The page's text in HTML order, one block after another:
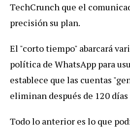
TechCrunch que el
precisión su plan.
El "corto tiempo" abarcará
política de WhatsApp para
establece que las cuentas
eliminan después de 120
Todo lo anterior es lo que